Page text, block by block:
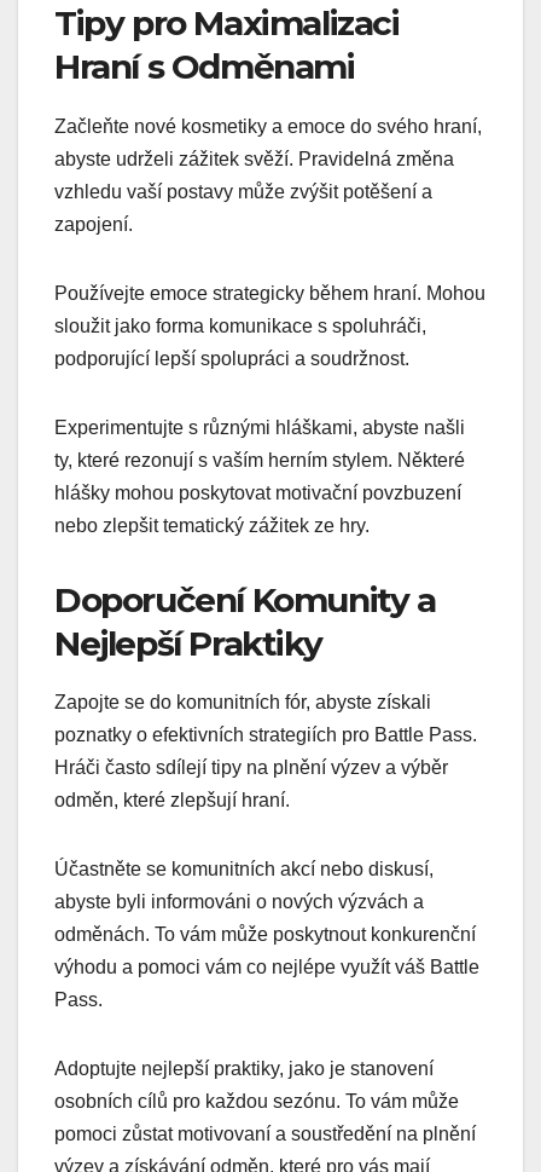
Tipy pro Maximalizaci
Hraní s Odměnami
Začleňte nové kosmetiky a emoce do svého hraní,
abyste udrželi zážitek svěží. Pravidelná změna
vzhledu vaší postavy může zvýšit potěšení a
zapojení.
Používejte emoce strategicky během hraní. Mohou
sloužit jako forma komunikace s spoluhráči,
podporující lepší spolupráci a soudržnost.
Experimentujte s různými hláškami, abyste našli
ty, které rezonují s vaším herním stylem. Některé
hlášky mohou poskytovat motivační povzbuzení
nebo zlepšit tematický zážitek ze hry.
Doporučení Komunity a
Nejlepší Praktiky
Zapojte se do komunitních fór, abyste získali
poznatky o efektivních strategiích pro Battle Pass.
Hráči často sdílejí tipy na plnění výzev a výběr
odměn, které zlepšují hraní.
Účastněte se komunitních akcí nebo diskusí,
abyste byli informováni o nových výzvách a
odměnách. To vám může poskytnout konkurenční
výhodu a pomoci vám co nejlépe využít váš Battle
Pass.
Adoptujte nejlepší praktiky, jako je stanovení
osobních cílů pro každou sezónu. To vám může
pomoci zůstat motivovaní a soustředění na plnění
výzev a získávání odměn, které pro vás mají